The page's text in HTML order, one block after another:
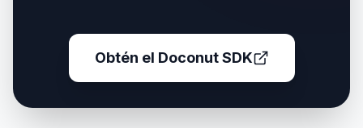
Obtén el Doconut SDK